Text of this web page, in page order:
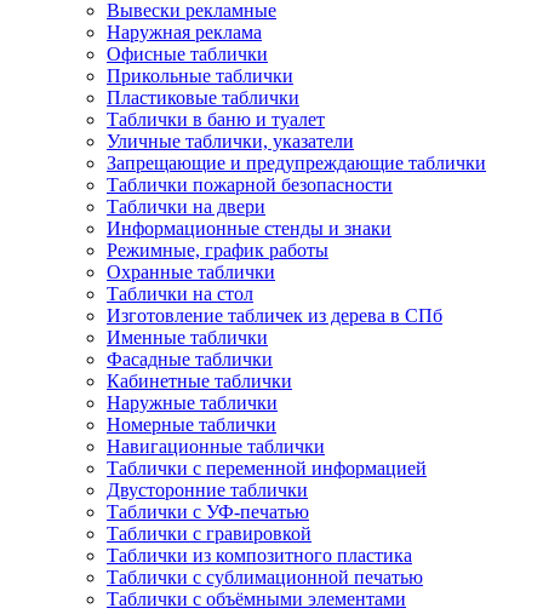
Вывески рекламные
Наружная реклама
Офисные таблички
Прикольные таблички
Пластиковые таблички
Таблички в баню и туалет
Уличные таблички, указатели
Запрещающие и предупреждающие таблички
Таблички пожарной безопасности
Таблички на двери
Информационные стенды и знаки
Режимные, график работы
Охранные таблички
Таблички на стол
Изготовление табличек из дерева в СПб
Именные таблички
Фасадные таблички
Кабинетные таблички
Наружные таблички
Номерные таблички
Навигационные таблички
Таблички с переменной информацией
Двусторонние таблички
Таблички с УФ-печатью
Таблички с гравировкой
Таблички из композитного пластика
Таблички с сублимационной печатью
Таблички с объёмными элементами